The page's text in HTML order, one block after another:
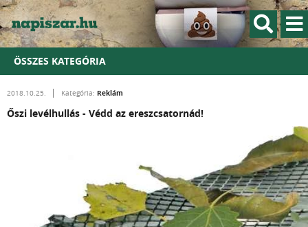
ÖSSZES KATEGÓRIA
2018.10.25. Kategória: Reklám
Őszi levélhullás - Védd az ereszcsatornád!